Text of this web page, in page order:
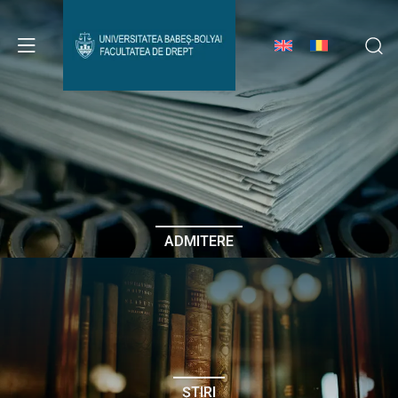
Avizier Studenți
Studii
Admitere
Erasmus & Internațional
Despre Facultate
ADMITERE
ȘTIRI